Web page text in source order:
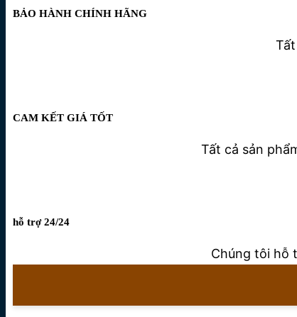
BẢO HÀNH CHÍNH HÃNG
CAM KẾT GIÁ TỐT
Tất cả sản
hỗ trợ 24/24
Chúng tôi hỗ